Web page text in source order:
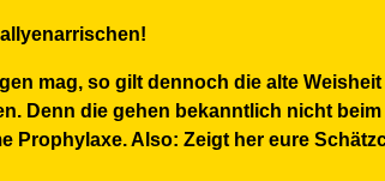
mag, so gilt dennoch die alte
Denn die gehen bekanntlich nicht
Prophylaxe. Also: Zeigt her eure